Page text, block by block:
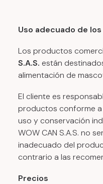
Uso adecuado de
Los productos
S.A.S. están
alimentación de
El cliente es
productos conforme
uso y conservación
WOW CAN S.A.S. no
inadecuado del
contrario a las
Precios